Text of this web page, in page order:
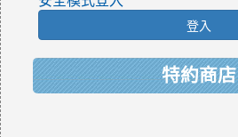
登入
特約商店